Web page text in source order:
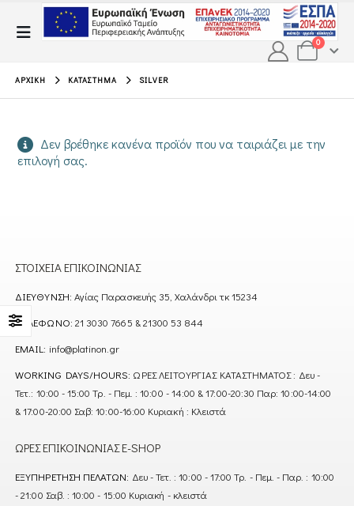
0
ΑΡΧΙΚΉ ΚΑΤΆΣΤΗΜΑ SILVER
Δεν βρέθηκε κανένα προϊόν που να ταιριάζει με την
επιλογή σας.
ΣΤΟΙΧΕΊΑ ΕΠΙΚΟΙΝΩΝΊΑΣ
ΔΙΕΎΘΥΝΣΗ: Αγίας Παρασκευής 35, Χαλάνδρι τκ 15234
ΤΗΛΈΦΩΝΟ: 21 3030 7665 & 21300 53 844
EMAIL: info@platinon.gr
WORKING DAYS/HOURS: ΩΡΕΣ ΛΕΙΤΟΥΡΓΙΑΣ ΚΑΤΑΣΤΗΜΑΤΟΣ : Δευ -
Τετ.: 10:00 - 15:00 Τρ. - Πεμ. : 10:00 - 14:00 & 17:00-20:30 Παρ: 10:00-14:00
& 17:00-20:00 Σαβ: 10:00-16:00 Κυριακή : Κλειστά
ΏΡΕΣ ΕΠΙΚΟΙΝΩΝΊΑΣ E-SHOP
ΕΞΥΠΗΡΈΤΗΣΗ ΠΕΛΑΤΏΝ: Δευ - Τετ. : 10:00 - 17:00 Τρ. - Πεμ. - Παρ. : 10:00
- 21:00 Σαβ. : 10:00 - 15:00 Κυριακή - κλειστά